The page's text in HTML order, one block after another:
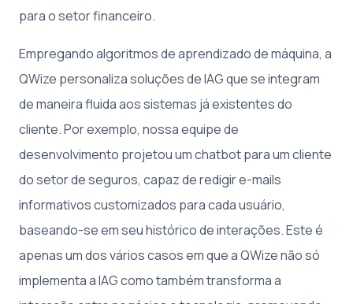
para o setor financeiro.
Empregando algoritmos de aprendizado de máquina, a
QWize personaliza soluções de IAG que se integram
de maneira fluida aos sistemas já existentes do
cliente. Por exemplo, nossa equipe de
desenvolvimento projetou um chatbot para um cliente
do setor de seguros, capaz de redigir e-mails
informativos customizados para cada usuário,
baseando-se em seu histórico de interações. Este é
apenas um dos vários casos em que a QWize não só
implementa a IAG como também transforma a